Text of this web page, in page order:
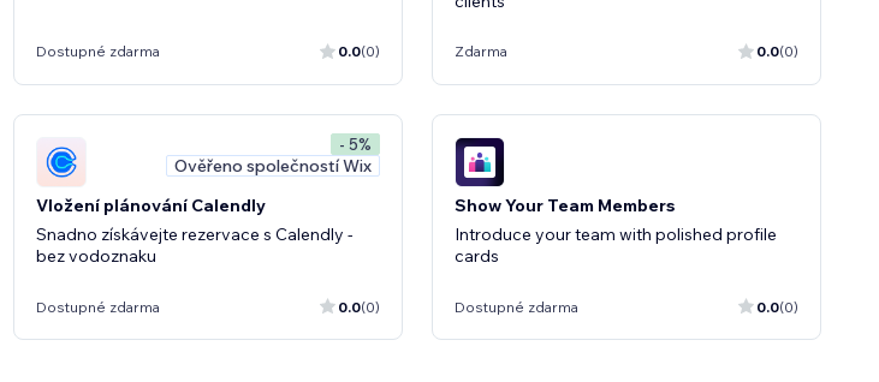
Dostupné zdarma 0.0(0) Zdarma 0.0(0)
- 5%
Ověřeno společností Wix
Vložení plánování Calendly
Snadno získávejte rezervace s Calendly -
bez vodoznaku
Dostupné zdarma 0.0(0)
Show Your Team Members
Introduce your team with polished profile
cards
Dostupné zdarma 0.0(0)